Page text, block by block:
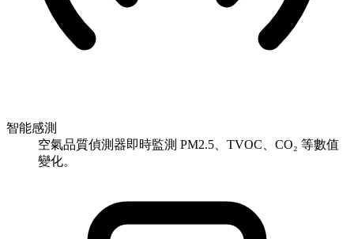
智能感測
空氣品質偵測器即時監測 PM2.5、TVOC、CO₂ 等數值
變化。